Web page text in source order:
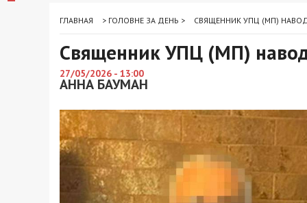
ГЛАВНАЯ > ГОЛОВНЕ ЗА ДЕНЬ > СВЯЩЕННИК УПЦ (МП)
Священник УПЦ (МП)
27/05/2026 - 13:00
АННА БАУМАН